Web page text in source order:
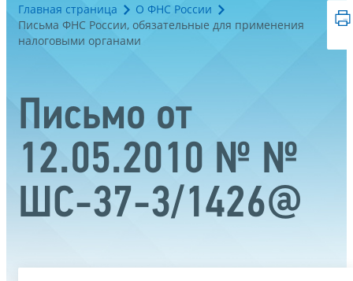
Главная страница
О ФНС России
Письма ФНС России, обязательные для применения
налоговыми органами
Письмо от
12.05.2010 № №
ШС-37-3/1426@